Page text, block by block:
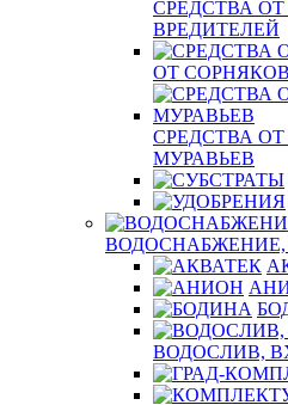
СРЕДСТВА
ВРЕДИТЕЛЕЙ
ОТ СОРНЯКОВ
СРЕДСТВА
МУРАВЬЕВ
ВОДОСЛИВ,